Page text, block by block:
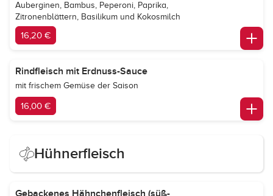
Auberginen, Bambus, Peperoni, Paprika,
Zitronenblättern, Basilikum und Kokosmilch
16,20 €
Rindfleisch mit Erdnuss-Sauce
mit frischem Gemüse der Saison
16,00 €
Hühnerfleisch
Gebackenes Hähnchenfleisch (süß-